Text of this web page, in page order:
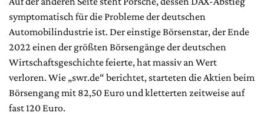
symptomatisch für die Probleme der deutschen
Automobilindustrie ist. Der einstige Börsenstar, der Ende
2022 einen der größten Börsengänge der deutschen
Wirtschaftsgeschichte feierte, hat massiv an Wert
verloren. Wie „swr.de“ berichtet, starteten die Aktien beim
Börsengang mit 82,50 Euro und kletterten zeitweise auf
fast 120 Euro.